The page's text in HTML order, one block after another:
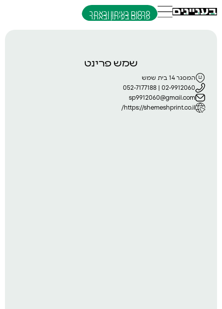
פרסום בעיתון ובאתר
שמש פרינט
המסגר 14 בית שמש
02-9912060 | 052-7177188
sp9912060@gmail.com
https://shemeshprint.co.il/